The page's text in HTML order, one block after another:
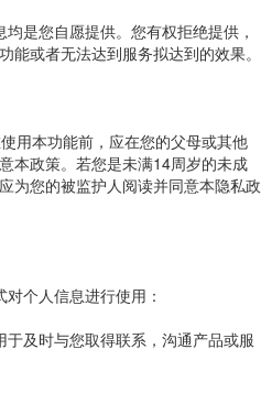
是您自愿提供。您有权拒绝提供，
能或者无法达到服务拟达到的效果。
用本功能前，应在您的父母或其他
本政策。若您是未满14周岁的未成
为您的被监护人阅读并同意本隐私政
个人信息进行使用：
于及时与您取得联系，沟通产品或服